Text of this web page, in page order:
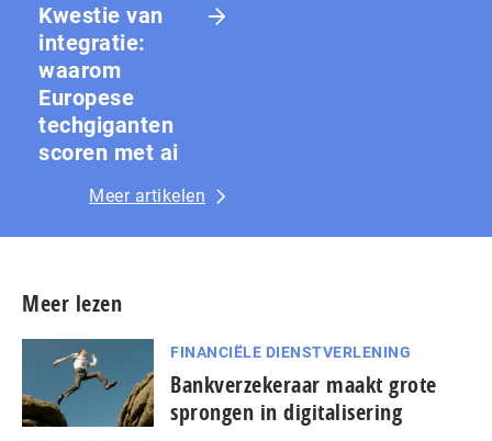
Kwestie van
integratie:
waarom
Europese
techgiganten
scoren met ai
Meer artikelen
Meer lezen
FINANCIËLE DIENSTVERLENING
Bankverzekeraar maakt grote
sprongen in digitalisering